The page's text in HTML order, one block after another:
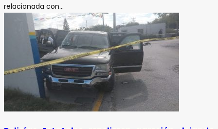
relacionada con...